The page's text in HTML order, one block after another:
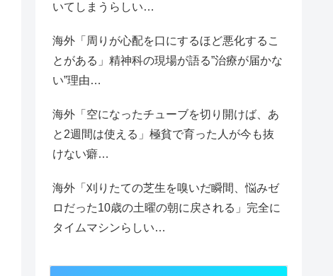
いてしまうらしい…
海外「周りが心配を口にするほど悪化するこ
とがある」精神科の現場が語る”治療が届かな
い”理由…
海外「空になったチューブを切り開けば、あ
と2週間は使える」極貧で育った人が今も抜
けない癖…
海外「刈りたての芝生を嗅いだ瞬間、悩みゼ
ロだった10歳の土曜の朝に戻される」完全に
タイムマシンらしい…